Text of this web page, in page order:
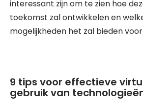
interessant zijn om te zien hoe
toekomst zal ontwikkelen en
mogelijkheden het zal bieden
9 tips voor effectieve
gebruik van